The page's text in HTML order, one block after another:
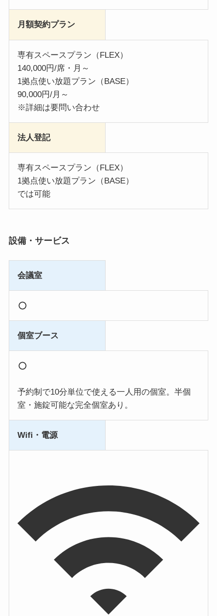
月額契約プラン
専有スペースプラン（FLEX）
140,000円/席・月～
1拠点使い放題プラン（BASE）
90,000円/月～
※詳細は要問い合わせ
法人登記
専有スペースプラン（FLEX）
1拠点使い放題プラン（BASE）
では可能
設備・サービス
会議室
個室ブース
予約制で10分単位で使える一人用の個室。半個
室・施錠可能な完全個室あり。
Wifi・電源